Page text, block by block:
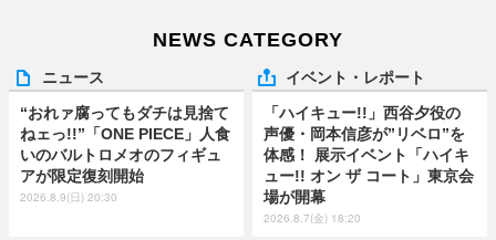
NEWS CATEGORY
ニュース
“おれァ腐ってもダチは見捨て
ねェっ!!”「ONE PIECE」人食
いのバルトロメオのフィギュ
アが限定復刻開始
2026.8.9(日) 20:30
イベント・レポート
「ハイキュー!!」西谷夕役の
声優・岡本信彦が”リベロ”を
体感！ 展示イベント「ハイキ
ュー!! オン ザ コート」東京会
場が開幕
2026.8.7(金) 18:20